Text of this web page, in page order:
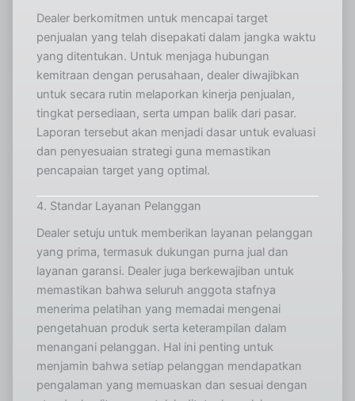
Dealer berkomitmen untuk mencapai target
penjualan yang telah disepakati dalam jangka waktu
yang ditentukan. Untuk menjaga hubungan
kemitraan dengan perusahaan, dealer diwajibkan
untuk secara rutin melaporkan kinerja penjualan,
tingkat persediaan, serta umpan balik dari pasar.
Laporan tersebut akan menjadi dasar untuk evaluasi
dan penyesuaian strategi guna memastikan
pencapaian target yang optimal.
4. Standar Layanan Pelanggan
Dealer setuju untuk memberikan layanan pelanggan
yang prima, termasuk dukungan purna jual dan
layanan garansi. Dealer juga berkewajiban untuk
memastikan bahwa seluruh anggota stafnya
menerima pelatihan yang memadai mengenai
pengetahuan produk serta keterampilan dalam
menangani pelanggan. Hal ini penting untuk
menjamin bahwa setiap pelanggan mendapatkan
pengalaman yang memuaskan dan sesuai dengan